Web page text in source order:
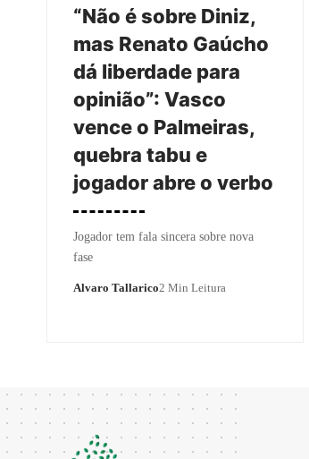
“Não é sobre Diniz,
mas Renato Gaúcho
dá liberdade para
opinião”: Vasco
vence o Palmeiras,
quebra tabu e
jogador abre o verbo
Jogador tem fala sincera sobre nova
fase
Alvaro Tallarico2 Min Leitura